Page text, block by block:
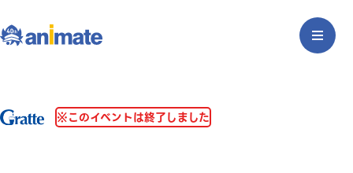
※このイベントは終了しました